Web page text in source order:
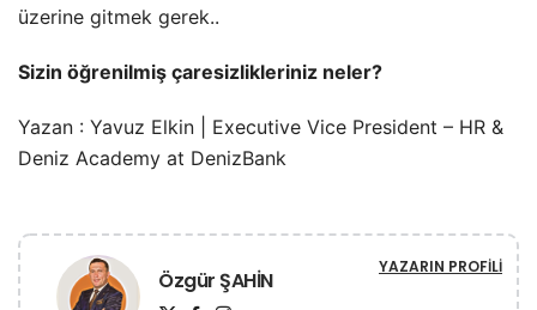
üzerine gitmek gerek..
Sizin öğrenilmiş çaresizlikleriniz neler?
Yazan : Yavuz Elkin | Executive Vice President – HR &
Deniz Academy at DenizBank
Özgür ŞAHİN YAZARIN PROFILI